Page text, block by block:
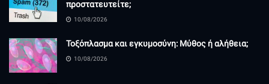
προστατευτείτε;
10/08/2026
Τοξόπλασμα και εγκυμοσύνη: Μύθος ή αλήθεια;
10/08/2026